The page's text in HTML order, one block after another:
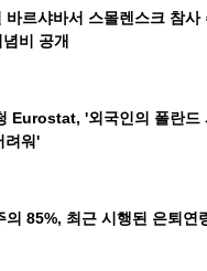
바르샤바서 스몰렌스크 참사
비 공개
Eurostat, '외국인의 폴란드
려워'
의 85%, 최근 시행된 은퇴연